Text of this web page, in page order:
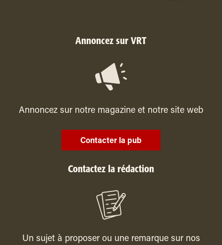
Annoncez sur VRT
Annoncez sur notre magazine et notre site web
Contacter la pub
Contactez la rédaction
Un sujet à proposer ou une remarque sur nos